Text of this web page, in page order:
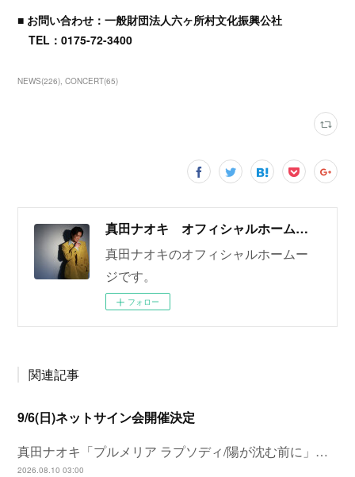
■ お問い合わせ：一般財団法人六ヶ所村文化振興公社
TEL：0175-72-3400
NEWS(226) CONCERT(65)
真田ナオキ オフィシャルホームページ
真田ナオキのオフィシャルホームー
ジです。
フォロー
関連記事
9/6(日)ネットサイン会開催決定
真田ナオキ「プルメリア ラプソディ/陽が沈む前に」…
2026.08.10 03:00